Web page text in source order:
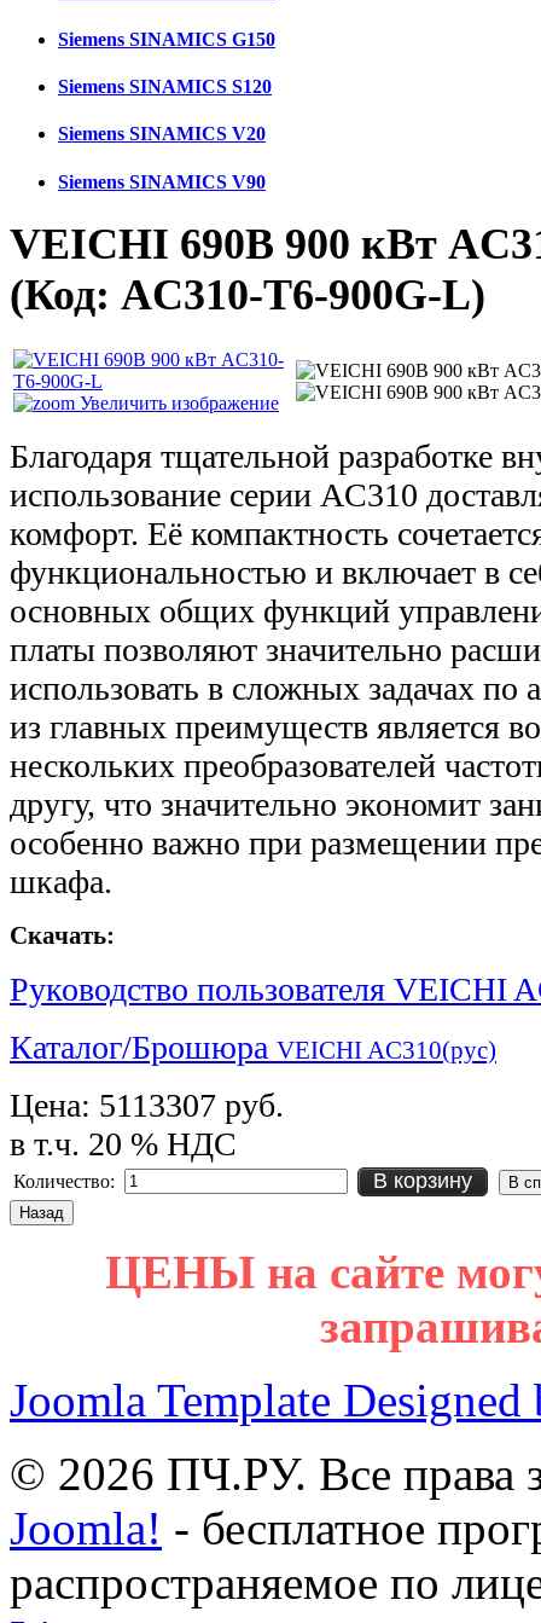
Siemens SINAMICS G150
Siemens SINAMICS S120
Siemens SINAMICS V20
Siemens SINAMICS V90
VEICHI 690В 900 кВт
(Код: AC310-T6-900G-L)
Увеличить изображение
Благодаря тщательной разработке
использование серии AC310
комфорт. Её компактность
функциональностью и включает в
основных общих функций
платы позволяют значительно
использовать в сложных задачах по
из главных преимуществ является
нескольких преобразователей
другу, что значительно экономит
особенно важно при размещении
шкафа.
Скачать:
Руководство пользователя VEICHI
Каталог/Брошюра VEICHI AC310(рус)
Цена: 5113307 руб.
в т.ч. 20 % НДС
Количество: В корзину
ЦЕНЫ на сайте
Joomla Template Designed
© 2026 ПЧ.РУ. Все права
Joomla! - бесплатное
распространяемое по